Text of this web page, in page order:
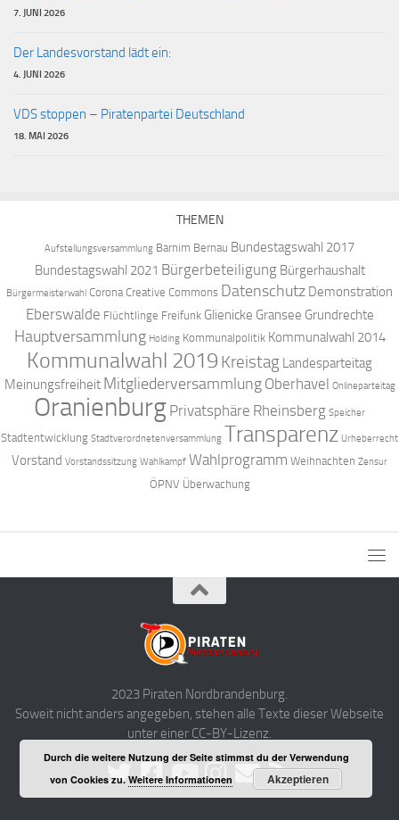
7. JUNI 2026
Der Landesvorstand lädt ein:
4. JUNI 2026
VDS stoppen – Piratenpartei Deutschland
18. MAI 2026
THEMEN
Aufstellungsversammlung Barnim Bernau Bundestagswahl 2017
Bundestagswahl 2021 Bürgerbeteiligung Bürgerhaushalt
Bürgermeisterwahl Corona Creative Commons Datenschutz Demonstration
Eberswalde Flüchtlinge Freifunk Glienicke Gransee Grundrechte
Hauptversammlung Holding Kommunalpolitik Kommunalwahl 2014
Kommunalwahl 2019 Kreistag Landesparteitag
Meinungsfreiheit Mitgliederversammlung Oberhavel Onlineparteitag
Oranienburg Privatsphäre Rheinsberg Speicher
Stadtentwicklung Stadtverordnetenversammlung Transparenz Urheberrecht
Vorstand Vorstandssitzung Wahlkampf Wahlprogramm Weihnachten Zensur
ÖPNV Überwachung
2023 Piraten Nordbrandenburg.
Soweit nicht anders angegeben, stehen alle Texte dieser Webseite
unter einer CC-BY-Lizenz.
Durch die weitere Nutzung der Seite stimmst du der Verwendung
von Cookies zu.Weitere Informationen Akzeptieren